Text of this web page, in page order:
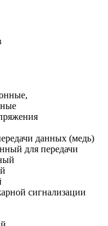
данных (медь)
для передачи
сигнализации